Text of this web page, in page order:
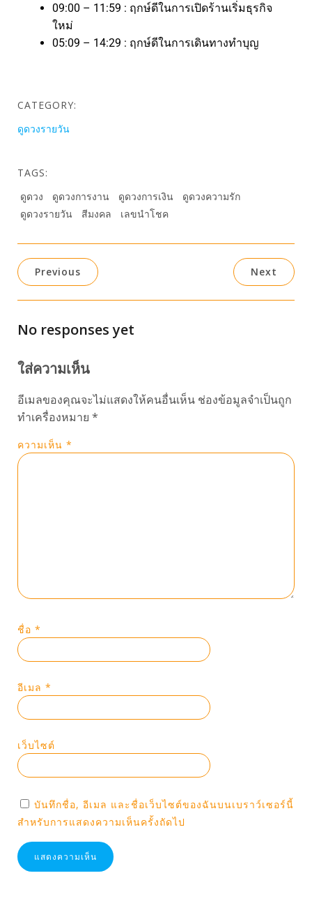
09:00 – 11:59 : ฤกษ์ดีในการเปิดร้านเริ่มธุรกิจ
ใหม่
05:09 – 14:29 : ฤกษ์ดีในการเดินทางทำบุญ
CATEGORY:
ดูดวงรายวัน
TAGS:
ดูดวง
ดูดวงการงาน ดูดวงการเงิน
ดูดวงความรัก
ดูดวงรายวัน
สีมงคล เลขนำโชค
Previous Next
No responses yet
ใส่ความเห็น
อีเมลของคุณจะไม่แสดงให้คนอื่นเห็น ช่องข้อมูลจำเป็นถูก
ทำเครื่องหมาย *
ความเห็น *
ชื่อ *
อีเมล *
เว็บไซต์
บันทึกชื่อ, อีเมล และชื่อเว็บไซต์ของฉันบนเบราว์เซอร์นี้
สำหรับการแสดงความเห็นครั้งถัดไป